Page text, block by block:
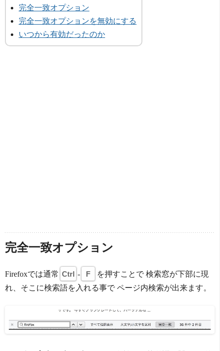
完全一致オプション
完全一致オプションを無効にする
いつから有効だったのか
完全一致オプション
Firefoxでは通常 Ctrl - F
を押すことで 検索窓が下部に現
れ、そこに検索語を入れる事で ページ内検索が出来ます。